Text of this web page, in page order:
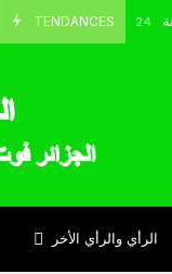
TENDANCES
Octobre 8, 2024 قسنطينة
الرأي والرأي الأخر